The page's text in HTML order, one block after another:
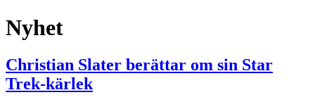
Nyhet
Christian Slater berättar om sin Star
Trek-kärlek